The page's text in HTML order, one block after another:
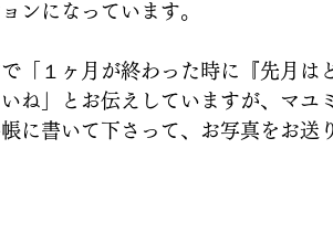
ンになっています。
「１ヶ月が終わった時に『先月は
ね」とお伝えしていますが、マユ
に書いて下さって、お写真をお送